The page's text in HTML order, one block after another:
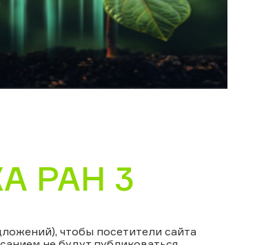
РАН 3
чтобы посетители сайта